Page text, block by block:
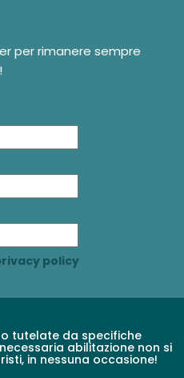
per rimanere sempre
policy
tutelate da specifiche
abilitazione non si
in nessuna occasione!